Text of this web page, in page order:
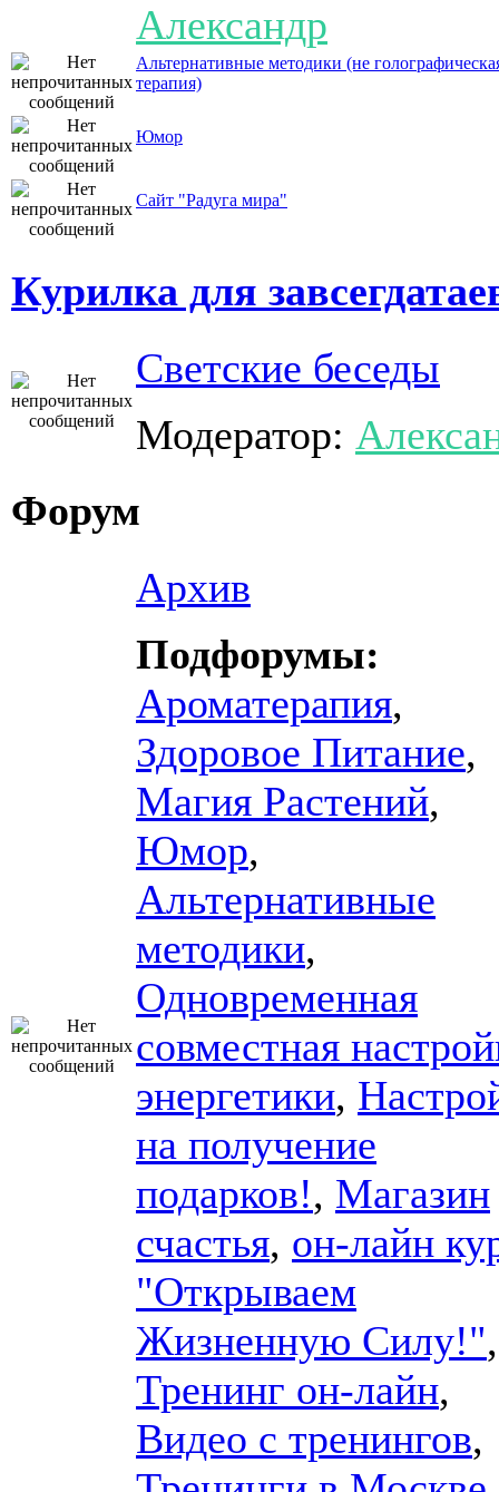
Александр
Альтернативные методики (не
терапия)
Юмор
Сайт "Радуга мира"
Курилка для
Светские беседы
Модератор:
Форум
Архив
Подфорумы:
Ароматерапия,
Здоровое Питание,
Магия Растений,
Юмор,
Альтернативные
методики,
Одновременная
совместная
энергетики,
на получение
подарков!, Магазин
счастья, он-лайн
"Открываем
Жизненную Силу!",
Тренинг он-лайн,
Видео с тренингов,